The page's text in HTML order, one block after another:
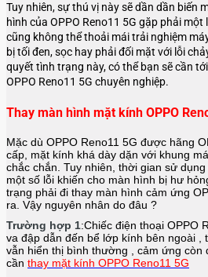
Tuy nhiên, sự thú vị này sẽ dần dần biến
hình của OPPO Reno11 5G gặp phải
cũng không thể thoải mái trải nghiệm
bị tối đen, sọc hay phải đối mặt với lỗi
quyết tình trạng này, có thể bạn sẽ cần
OPPO Reno11 5G chuyên nghiệp.
Thay màn hình mặt kính OPPO
Mặc dù OPPO Reno11 5G được hãng
cấp, mặt kính khá dày dặn với khung
chắc chắn. Tuy nhiên, thời gian sử
một số lỗi khiến cho màn hình bị hư
trạng phải đi thay màn hình cảm ứng
ra. Vậy nguyên nhân do đâu ?
Trường hợp 1:Chiếc điện thoại OPPO
va đập dẫn đến bể lớp kính bên ngoài ,
vẫn hiển thị bình thường , cảm ứng
cần thay mặt kính OPPO Reno11 5G